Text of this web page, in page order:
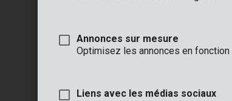
VARO - Vic. Van Rompuy nv
Joseph Van Instraat 9
2500 Lier - Belgique
Annonces sur mesure
Optimisez les annonces en
Liens avec les médias sociaux